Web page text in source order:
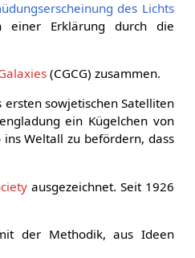
des Lichts
einer Erklärung durch die
(CGCG) zusammen.
sowjetischen Satelliten
ein Kügelchen von
ins Weltall zu befördern, dass
ausgezeichnet. Seit 1926
der Methodik, aus Ideen